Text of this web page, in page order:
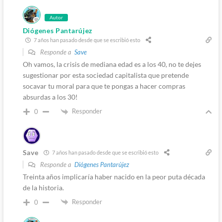
Autor
Diógenes Pantarújez
7 años han pasado desde que se escribió esto
Responde a Save
Oh vamos, la crisis de mediana edad es a los 40, no te dejes
sugestionar por esta sociedad capitalista que pretende
socavar tu moral para que te pongas a hacer compras
absurdas a los 30!
0 Responder
Save 7 años han pasado desde que se escribió esto
Responde a Diógenes Pantarújez
Treinta años implicaría haber nacido en la peor puta década
de la historia.
0 Responder